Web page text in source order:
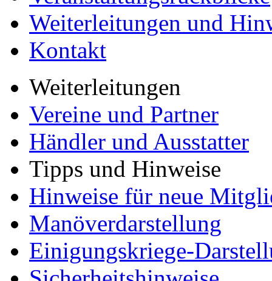
Weiterleitungen und
Kontakt
Weiterleitungen
Vereine und Partner
Händler und Ausstatter
Tipps und Hinweise
Hinweise für neue
Manöverdarstellung
Einigungskriege-